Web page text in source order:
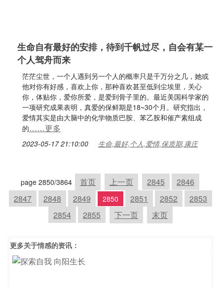
生命自有最好的安排，待到千帆过尽，自会有某一
个人驾舟而来
茫茫尘世，一个人遇到另一个人的概率只是千万分之几，她或
他对你有好感，喜欢上你，那种喜欢甚至低到尘埃里，关心
你，体贴你，爱你所爱，是爱到骨子里的。最近美国科学家的
一项研究成果表明，真爱的保鲜期是18~30个月。研究指出，
爱情其实是由大脑中的化学物质巴胺、苯乙胺和催产素组成
的……更多
2023-05-17 21:10:00 生命,最好,个人,爱情,保质期,康庄
page 2850/3864 首页 上一页 2845
2846
2847
2848 2849 2850 2851 2852
2853
2854
2855 下一页 末页
更多关于情感的资讯：